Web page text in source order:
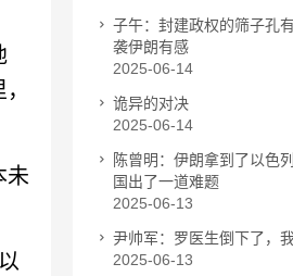
未
子午：封建政权的筛子
袭伊朗有感
2025-06-14
诡异的对决
2025-06-14
陈曾明：伊朗拿到了以色
国出了一道难题
2025-06-13
尹帅军：罗医生倒下了，
2025-06-13